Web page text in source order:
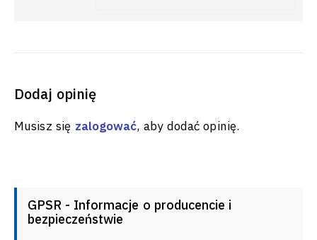
Dodaj opinię
Musisz się zalogować, aby dodać opinię.
GPSR - Informacje o producencie i
bezpieczeństwie